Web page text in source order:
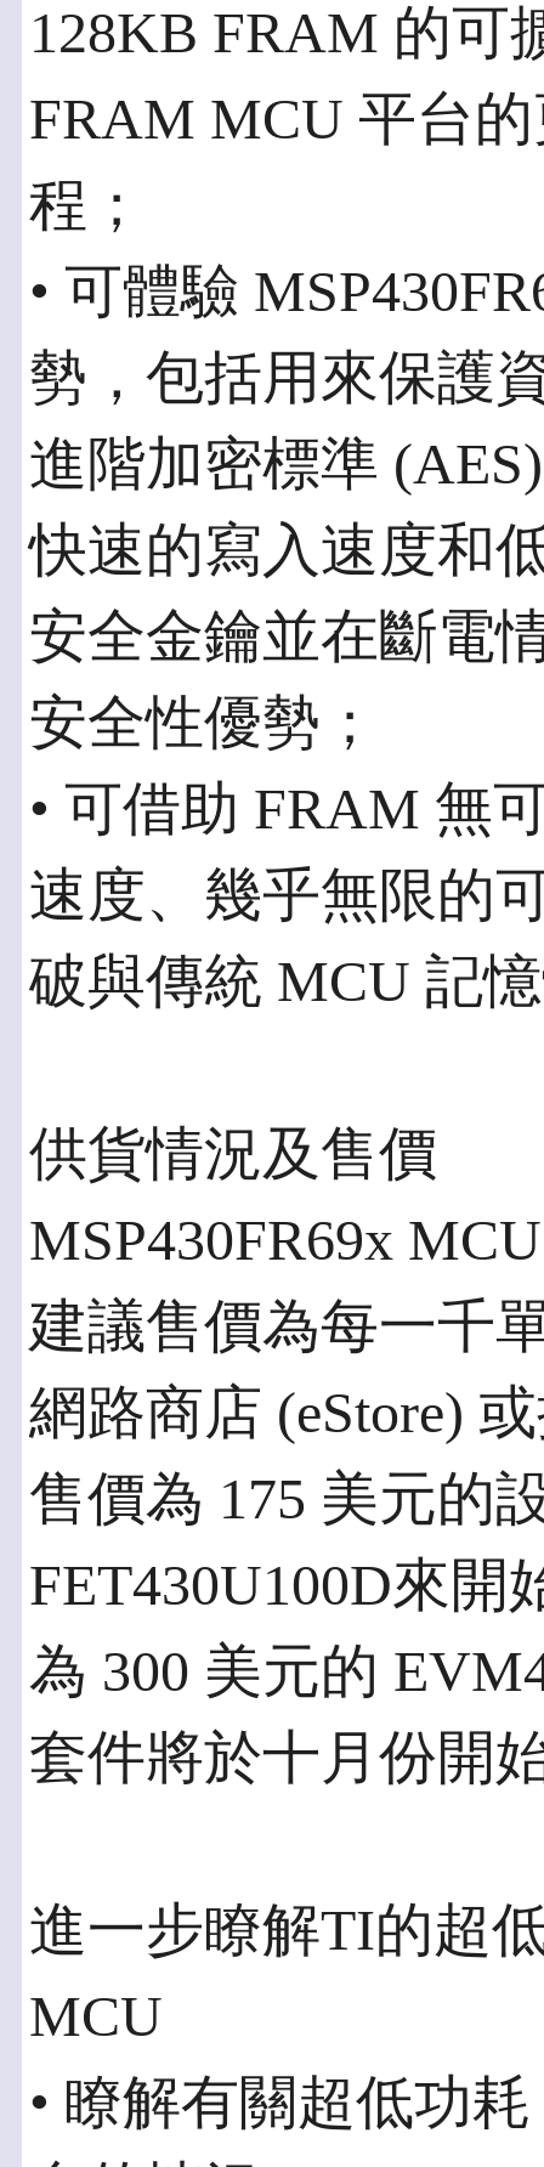
128KB FRAM 的可
FRAM MCU 平台
程；
• 可體驗
勢，包括用來保護
進階加密標準
快速的寫入速度和
安全金鑰並在斷電
安全性優勢；
• 可借助 FRAM 無
速度、幾乎無限的
破與傳統 MCU 記
供貨情況及售價
MSP430FR69x
建議售價為每一千
網路商店 (eStore)
售價為 175 美元的
FET430U100D來
為 300 美元的
套件將於十月份開
進一步瞭解TI的超
MCU
• 瞭解有關超低功